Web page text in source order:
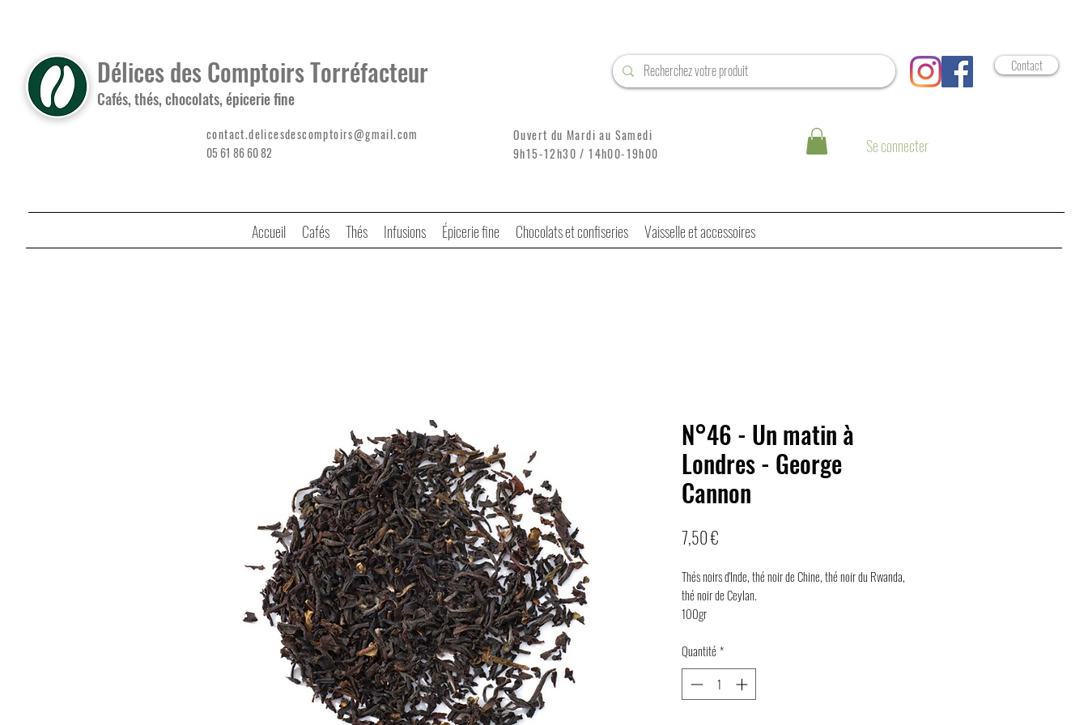
Délices des Comptoirs Torréfacteur
Cafés, thés, chocolats, épicerie fine
contact.delicesdescomptoirs@gmail.com
05 61 86 60 82
Contact
Ouvert du Mardi au Samedi
9h15-12h30 / 14h00-19h00
Se connecter
Accueil Cafés Thés Infusions Épicerie fine Chocolats et confiseries Vaisselle et accessoires
N°46 - Un matin à
Londres - George
Cannon
7,50 €
Thés noirs d'Inde, thé noir de Chine, thé noir du Rwanda,
thé noir de Ceylan.
100gr
Quantité *